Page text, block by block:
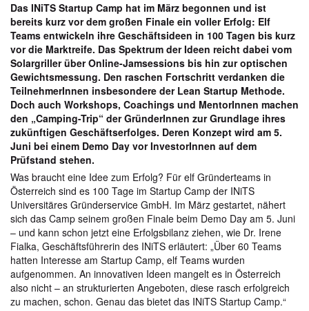
Das INiTS Startup Camp hat im März begonnen und ist
bereits kurz vor dem großen Finale ein voller Erfolg: Elf
Teams entwickeln ihre Geschäftsideen in 100 Tagen bis kurz
vor die Marktreife. Das Spektrum der Ideen reicht dabei vom
Solargriller über Online-Jamsessions bis hin zur optischen
Gewichtsmessung. Den raschen Fortschritt verdanken die
TeilnehmerInnen insbesondere der Lean Startup Methode.
Doch auch Workshops, Coachings und MentorInnen machen
den „Camping-Trip“ der GründerInnen zur Grundlage ihres
zukünftigen Geschäftserfolges. Deren Konzept wird am 5.
Juni bei einem Demo Day vor InvestorInnen auf dem
Prüfstand stehen.
Was braucht eine Idee zum Erfolg? Für elf Gründerteams in
Österreich sind es 100 Tage im Startup Camp der INiTS
Universitäres Gründerservice GmbH. Im März gestartet, nähert
sich das Camp seinem großen Finale beim Demo Day am 5. Juni
– und kann schon jetzt eine Erfolgsbilanz ziehen, wie Dr. Irene
Fialka, Geschäftsführerin des INiTS erläutert: „Über 60 Teams
hatten Interesse am Startup Camp, elf Teams wurden
aufgenommen. An innovativen Ideen mangelt es in Österreich
also nicht – an strukturierten Angeboten, diese rasch erfolgreich
zu machen, schon. Genau das bietet das INiTS Startup Camp.“